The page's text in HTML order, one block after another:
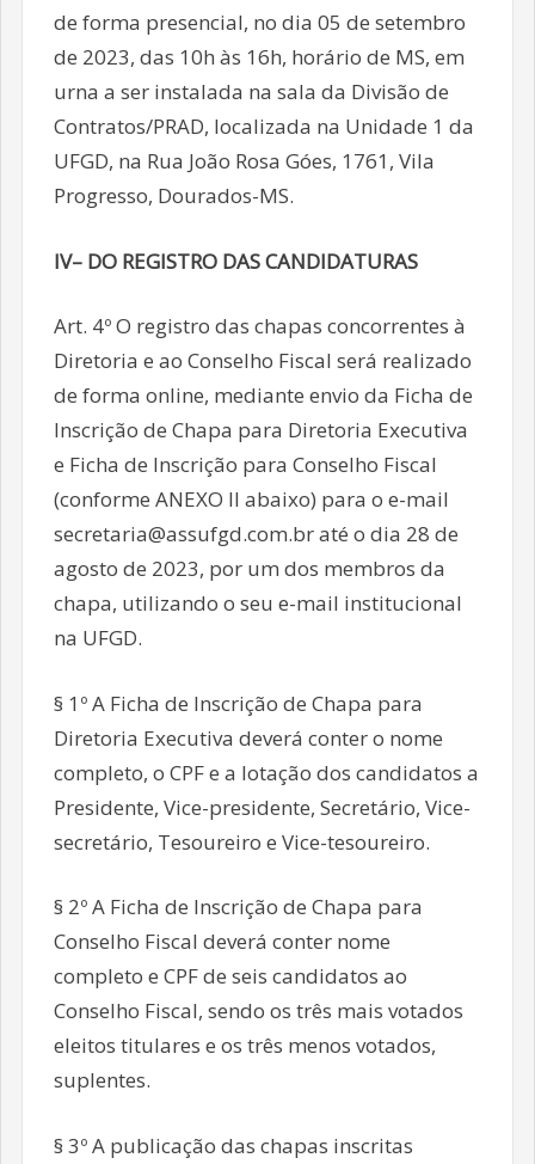
de forma presencial, no dia 05 de setembro
de 2023, das 10h às 16h, horário de MS, em
urna a ser instalada na sala da Divisão de
Contratos/PRAD, localizada na Unidade 1 da
UFGD, na Rua João Rosa Góes, 1761, Vila
Progresso, Dourados-MS.
IV– DO REGISTRO DAS CANDIDATURAS
Art. 4º O registro das chapas concorrentes à
Diretoria e ao Conselho Fiscal será realizado
de forma online, mediante envio da Ficha de
Inscrição de Chapa para Diretoria Executiva
e Ficha de Inscrição para Conselho Fiscal
(conforme ANEXO II abaixo) para o e-mail
secretaria@assufgd.com.br até o dia 28 de
agosto de 2023, por um dos membros da
chapa, utilizando o seu e-mail institucional
na UFGD.
§ 1º A Ficha de Inscrição de Chapa para
Diretoria Executiva deverá conter o nome
completo, o CPF e a lotação dos candidatos a
Presidente, Vice-presidente, Secretário, Vice-
secretário, Tesoureiro e Vice-tesoureiro.
§ 2º A Ficha de Inscrição de Chapa para
Conselho Fiscal deverá conter nome
completo e CPF de seis candidatos ao
Conselho Fiscal, sendo os três mais votados
eleitos titulares e os três menos votados,
suplentes.
§ 3º A publicação das chapas inscritas